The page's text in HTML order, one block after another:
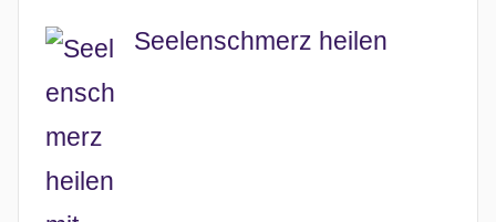
Seelenschmerz heilen